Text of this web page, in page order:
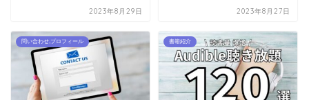
2023年8月29日 2023年8月27日
問い合わせ,プロフィール 書籍紹介